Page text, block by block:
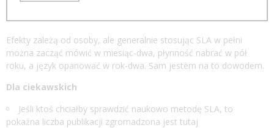
Efekty zależą od osoby, ale generalnie stosując SLA w pełni
można zacząć mówić w miesiąc-dwa, płynność nabrać w pół
roku, a język opanować w rok-dwa. Sam jestem na to dowodem.
Dla ciekawskich
Jeśli ktoś chciałby sprawdzić naukowo metodę SLA, to
pokaźna liczba publikacji zgromadzona jest tutaj